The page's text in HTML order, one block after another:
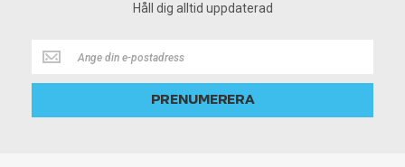
Håll dig alltid uppdaterad
Håll
dig
alltid
PRENUMERERA